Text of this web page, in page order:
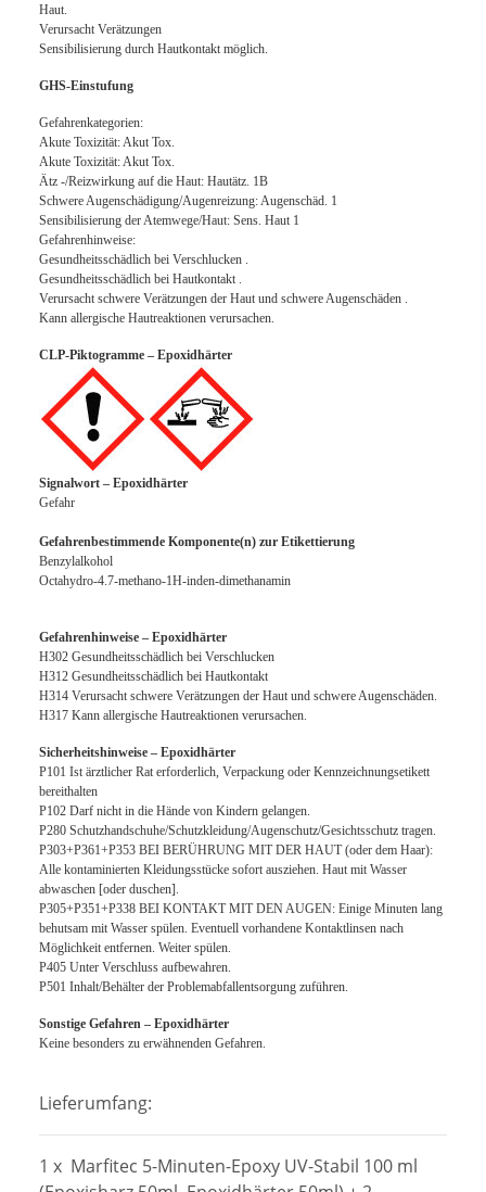
Haut.
Verursacht Verätzungen
Sensibilisierung durch Hautkontakt möglich.
GHS-Einstufung
Gefahrenkategorien:
Akute Toxizität: Akut Tox.
Akute Toxizität: Akut Tox.
Ätz -/Reizwirkung auf die Haut: Hautätz. 1B
Schwere Augenschädigung/Augenreizung: Augenschäd. 1
Sensibilisierung der Atemwege/Haut: Sens. Haut 1
Gefahrenhinweise:
Gesundheitsschädlich bei Verschlucken .
Gesundheitsschädlich bei Hautkontakt .
Verursacht schwere Verätzungen der Haut und schwere Augenschäden .
Kann allergische Hautreaktionen verursachen.
CLP-Piktogramme – Epoxidhärter
Signalwort – Epoxidhärter
Gefahr
Gefahrenbestimmende Komponente(n) zur Etikettierung
Benzylalkohol
Octahydro-4.7-methano-1H-inden-dimethanamin
Gefahrenhinweise – Epoxidhärter
H302 Gesundheitsschädlich bei Verschlucken
H312 Gesundheitsschädlich bei Hautkontakt
H314 Verursacht schwere Verätzungen der Haut und schwere Augenschäden.
H317 Kann allergische Hautreaktionen verursachen.
Sicherheitshinweise – Epoxidhärter
P101 Ist ärztlicher Rat erforderlich, Verpackung oder Kennzeichnungsetikett
bereithalten
P102 Darf nicht in die Hände von Kindern gelangen.
P280 Schutzhandschuhe/Schutzkleidung/Augenschutz/Gesichtsschutz tragen.
P303+P361+P353 BEI BERÜHRUNG MIT DER HAUT (oder dem Haar):
Alle kontaminierten Kleidungsstücke sofort ausziehen. Haut mit Wasser
abwaschen [oder duschen].
P305+P351+P338 BEI KONTAKT MIT DEN AUGEN: Einige Minuten lang
behutsam mit Wasser spülen. Eventuell vorhandene Kontaktlinsen nach
Möglichkeit entfernen. Weiter spülen.
P405 Unter Verschluss aufbewahren.
P501 Inhalt/Behälter der Problemabfallentsorgung zuführen.
Sonstige Gefahren – Epoxidhärter
Keine besonders zu erwähnenden Gefahren.
Lieferumfang:
1 x Marfitec 5-Minuten-Epoxy UV-Stabil 100 ml